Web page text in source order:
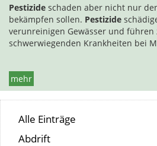
Pestizide schaden aber nicht nur
bekämpfen sollen. Pestizide
verunreinigen Gewässer und
schwerwiegenden Krankheiten bei
mehr
Alle Einträge
Abdrift